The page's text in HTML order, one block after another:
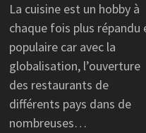
La cuisine est un hobby à
chaque fois plus répandu
populaire car avec la
globalisation, l’ouverture
des restaurants de
différents pays dans de
nombreuses…